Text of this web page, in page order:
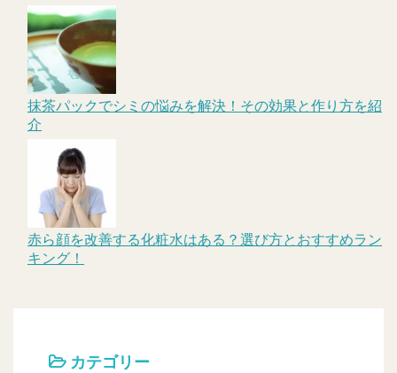
抹茶パックでシミの悩みを解決！その効果と作り方を紹
介
赤ら顔を改善する化粧水はある？選び方とおすすめラン
キング！
カテゴリー